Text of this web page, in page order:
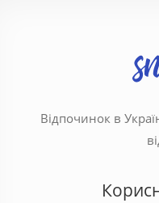
Відпочинок в